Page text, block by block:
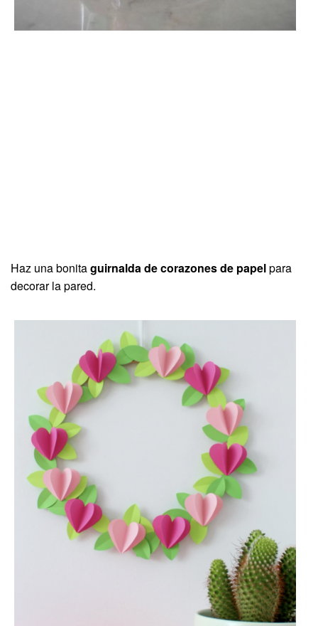
Haz una bonitaguirnalda de corazones de papelpara
decorar la pared.